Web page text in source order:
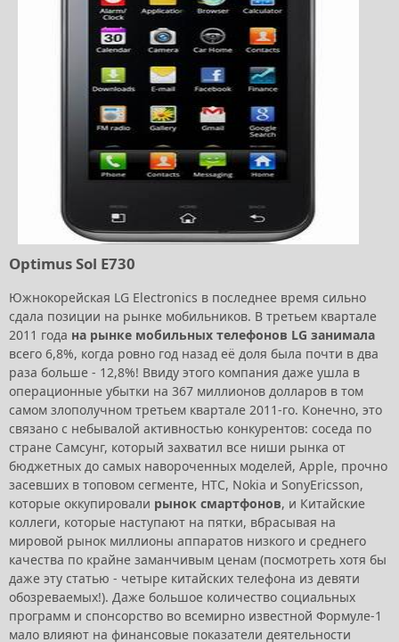
Optimus Sol E730
Южнокорейская LG Electronics в последнее время сильно
сдала позиции на рынке мобильников. В третьем квартале
2011 года на рынке мобильных телефонов LG занимала
всего 6,8%, когда ровно год назад её доля была почти в два
раза больше - 12,8%! Ввиду этого компания даже ушла в
операционные убытки на 367 миллионов долларов в том
самом злополучном третьем квартале 2011-го. Конечно, это
связано с небывалой активностью конкурентов: соседа по
стране Самсунг, который захватил все ниши рынка от
бюджетных до самых навороченных моделей, Apple, прочно
засевших в топовом сегменте, HTC, Nokia и SonyEricsson,
которые оккупировали рынок смартфонов, и Китайские
коллеги, которые наступают на пятки, вбрасывая на
мировой рынок миллионы аппаратов низкого и среднего
качества по крайне заманчивым ценам (посмотреть хотя бы
даже эту статью - четыре китайских телефона из девяти
обозреваемых!). Даже большое количество социальных
программ и спонсорство во всемирно известной Формуле-1
мало влияют на финансовые показатели деятельности